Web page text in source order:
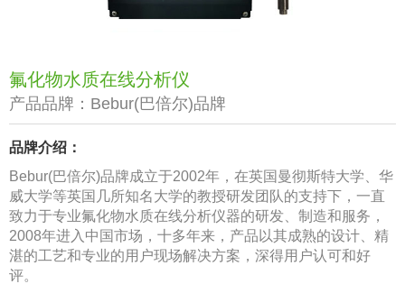
氟化物水质在线分析仪
产品品牌： Bebur(巴倍尔)品牌
品牌介绍：
Bebur(巴倍尔)品牌成立于2002年，在英国曼彻斯特大学、华
威大学等英国几所知名大学的教授研发团队的支持下，一直
致力于专业氟化物水质在线分析仪器的研发、制造和服务，
2008年进入中国市场，十多年来，产品以其成熟的设计、精
湛的工艺和专业的用户现场解决方案，深得用户认可和好
评。